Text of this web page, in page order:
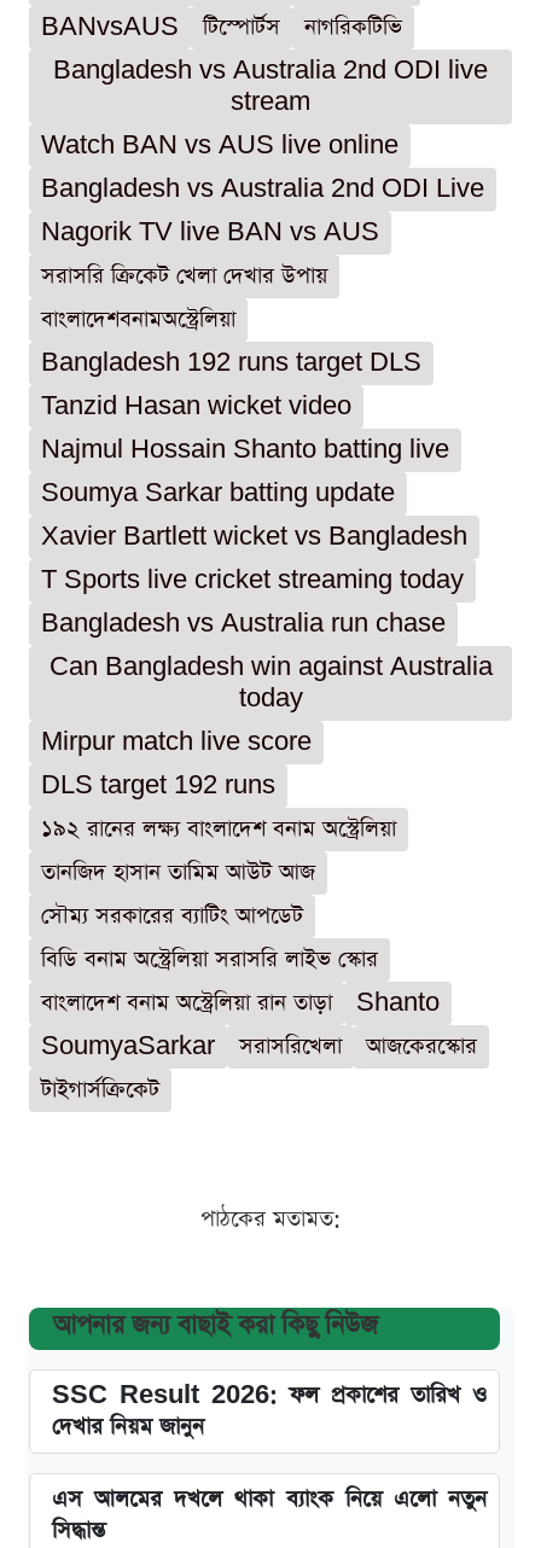
BANvsAUS
টিস্পোর্টস
নাগরিকটিভি
Bangladesh vs Australia 2nd ODI live
stream
Watch BAN vs AUS live online
Bangladesh vs Australia 2nd ODI Live
Nagorik TV live BAN vs AUS
সরাসরি ক্রিকেট খেলা দেখার উপায়
বাংলাদেশবনামঅস্ট্রেলিয়া
Bangladesh 192 runs target DLS
Tanzid Hasan wicket video
Najmul Hossain Shanto batting live
Soumya Sarkar batting update
Xavier Bartlett wicket vs Bangladesh
T Sports live cricket streaming today
Bangladesh vs Australia run chase
Can Bangladesh win against Australia
today
Mirpur match live score
DLS target 192 runs
১৯২ রানের লক্ষ্য বাংলাদেশ বনাম অস্ট্রেলিয়া
তানজিদ হাসান তামিম আউট আজ
সৌম্য সরকারের ব্যাটিং আপডেট
বিডি বনাম অস্ট্রেলিয়া সরাসরি লাইভ স্কোর
বাংলাদেশ বনাম অস্ট্রেলিয়া রান তাড়া
Shanto
SoumyaSarkar
সরাসরিখেলা
আজকেরস্কোর
টাইগার্সক্রিকেট
পাঠকের মতামত:
আপনার জন্য বাছাই করা কিছু নিউজ
SSC Result 2026: ফল প্রকাশের তারিখ ও
দেখার নিয়ম জানুন
এস আলমের দখলে থাকা ব্যাংক নিয়ে এলো নতুন
সিদ্ধান্ত